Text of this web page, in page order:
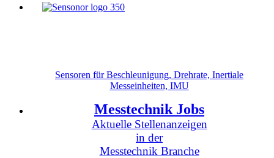
Sensoren für Beschleunigung, Drehrate, Inertiale
Messeinheiten, IMU
Messtechnik Jobs
Aktuelle Stellenanzeigen
in der
Messtechnik Branche